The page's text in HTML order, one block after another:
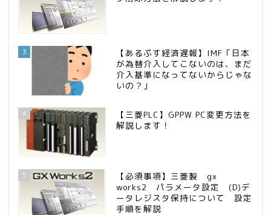
3
【あるぷす経済遅報】IMF「日本
が為替介入してこないのは、まだ
介入基準になってないからじゃな
いの？」
4
【三菱PLC】GPPW PC変更方法を
解説します！
5
【必須事項】三菱製 gx
works2 パラメータ設定 (D)デ
ータレジスタ保持について 設定
手順を解説